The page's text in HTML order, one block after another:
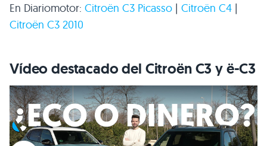
En Diariomotor: Citroën C3 Picasso | Citroën C4 |
Citroën C3 2010
Vídeo destacado del Citroën C3 y ë-C3